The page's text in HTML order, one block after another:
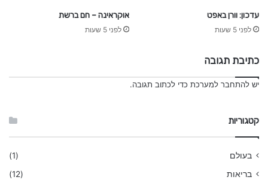
עדכון: וורן באפט
לפני 5 שעות
אוקראינה – חם ברשת
לפני 5 שעות
כתיבת תגובה
יש להתחבר למערכת כדי לכתוב תגובה.
קטגוריות
בעולם
(1)
בריאות
(12)